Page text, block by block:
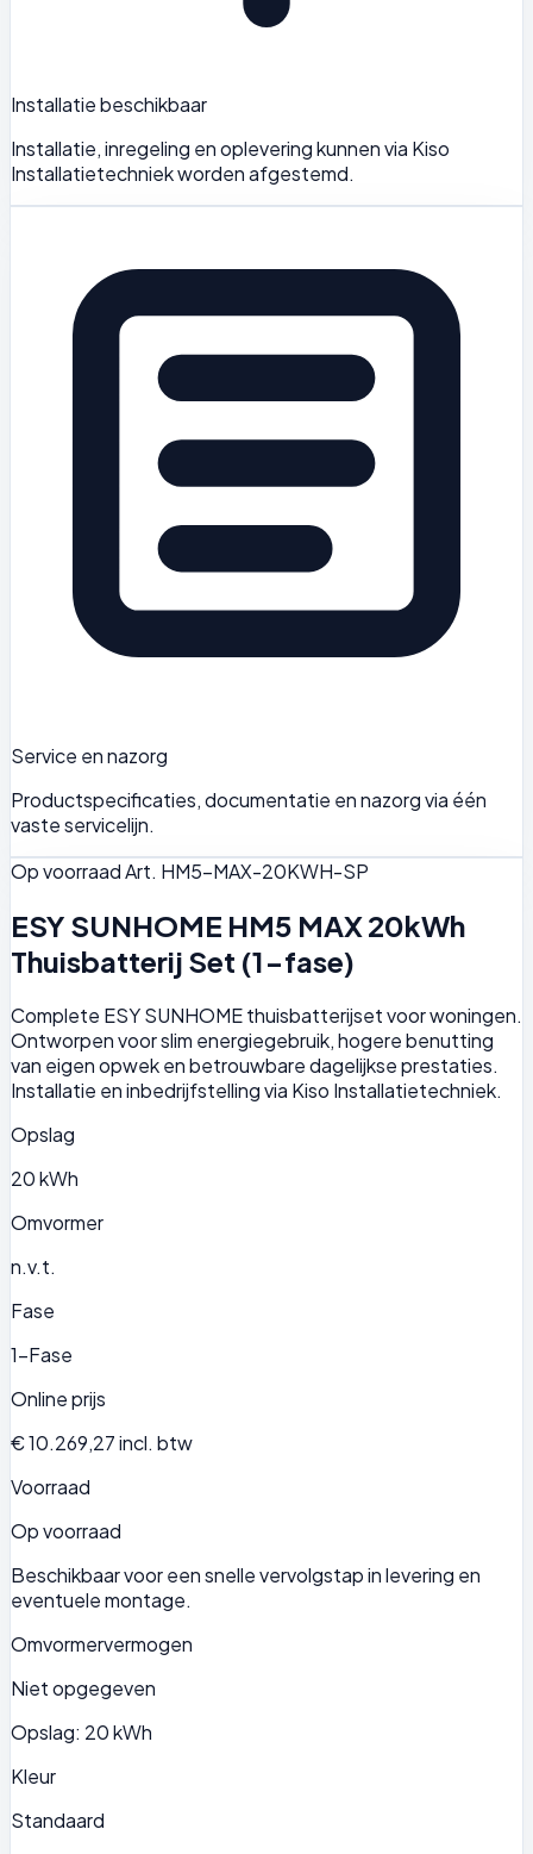
Installatie beschikbaar
Installatie, inregeling en oplevering kunnen via Kiso
Installatietechniek worden afgestemd.
Service en nazorg
Productspecificaties, documentatie en nazorg via één
vaste servicelijn.
Op voorraadArt. HM5-MAX-20KWH-SP
ESY SUNHOME HM5 MAX 20kWh
Thuisbatterij Set (1-fase)
Complete ESY SUNHOME thuisbatterijset voor woningen.
Ontworpen voor slim energiegebruik, hogere benutting
van eigen opwek en betrouwbare dagelijkse prestaties.
Installatie en inbedrijfstelling via Kiso Installatietechniek.
Opslag
20 kWh
Omvormer
n.v.t.
Fase
1-Fase
Online prijs
€ 10.269,27incl. btw
Voorraad
Op voorraad
Beschikbaar voor een snelle vervolgstap in levering en
eventuele montage.
Omvormervermogen
Niet opgegeven
Opslag: 20 kWh
Kleur
Standaard